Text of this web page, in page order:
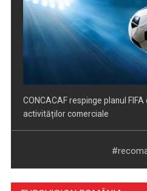
EVENIMENT ESTIVAL - Taberele
ACASĂ